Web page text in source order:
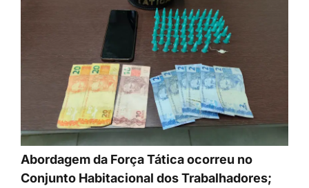
Abordagem da Força Tática ocorreu no
Conjunto Habitacional dos Trabalhadores;